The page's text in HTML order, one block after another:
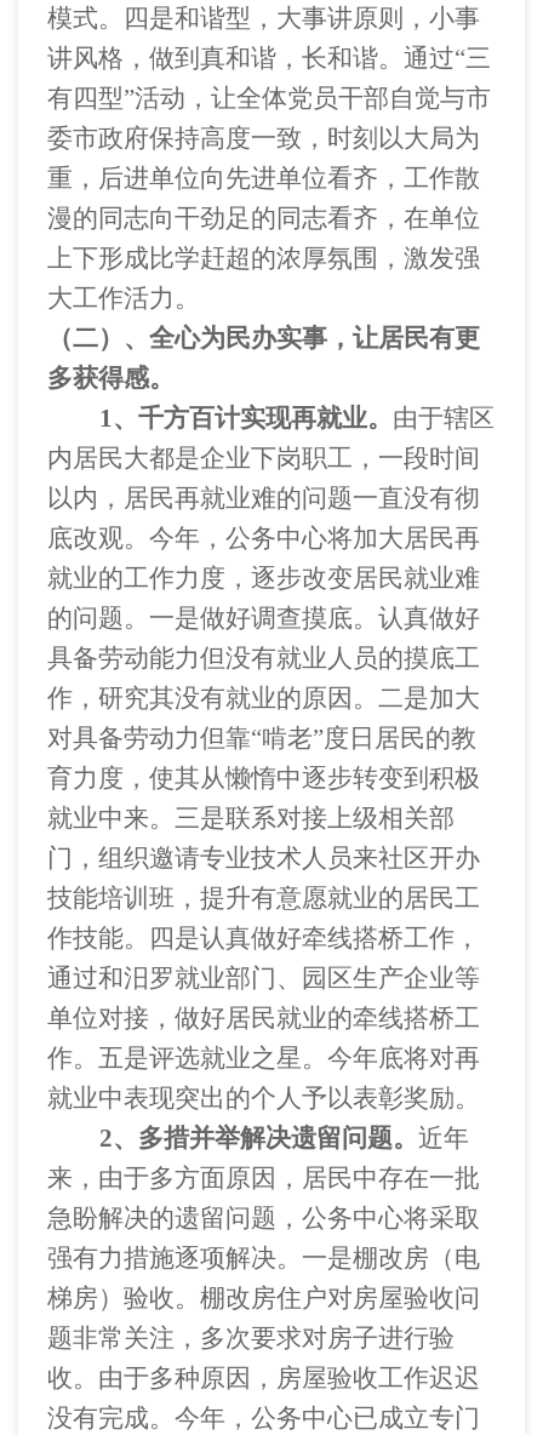
模式。四是和谐型，大事讲原则，小事
讲风格，做到真和谐，长和谐。通过“三
有四型”活动，让全体党员干部自觉与市
委市政府保持高度一致，时刻以大局为
重，后进单位向先进单位看齐，工作散
漫的同志向干劲足的同志看齐，在单位
上下形成比学赶超的浓厚氛围，激发强
大工作活力。
（二）、全心为民办实事，让居民有更
多获得感。
1、千方百计实现再就业。 由于辖区
内居民大都是企业下岗职工，一段时间
以内，居民再就业难的问题一直没有彻
底改观。今年，公务中心将加大居民再
就业的工作力度，逐步改变居民就业难
的问题。一是做好调查摸底。认真做好
具备劳动能力但没有就业人员的摸底工
作，研究其没有就业的原因。二是加大
对具备劳动力但靠“啃老”度日居民的教
育力度，使其从懒惰中逐步转变到积极
就业中来。三是联系对接上级相关部
门，组织邀请专业技术人员来社区开办
技能培训班，提升有意愿就业的居民工
作技能。四是认真做好牵线搭桥工作，
通过和汨罗就业部门、园区生产企业等
单位对接，做好居民就业的牵线搭桥工
作。五是评选就业之星。今年底将对再
就业中表现突出的个人予以表彰奖励。
2、多措并举解决遗留问题。 近年
来，由于多方面原因，居民中存在一批
急盼解决的遗留问题，公务中心将采取
强有力措施逐项解决。一是棚改房（电
梯房）验收。棚改房住户对房屋验收问
题非常关注，多次要求对房子进行验
收。由于多种原因，房屋验收工作迟迟
没有完成。今年，公务中心已成立专门